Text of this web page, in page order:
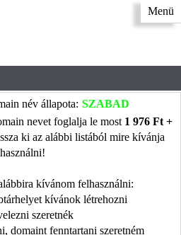
Menü
név állapota: SZABAD
nevet foglalja le most 1 976 Ft +
ki az alábbi listából mire kívánja
használni!
kívánom felhasználni:
kívánok létrehozni
szeretnék
domaint fenntartani szeretném